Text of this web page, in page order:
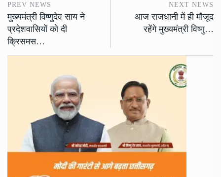
PREV NEWS
मुख्यमंत्री विष्णुदेव साय ने
प्रदेशवासियों को दी
क्रिसमस…
NEXT NEWS
आज राजधानी में ही मौजूद
रहेंगे मुख्यमंत्री विष्णु…